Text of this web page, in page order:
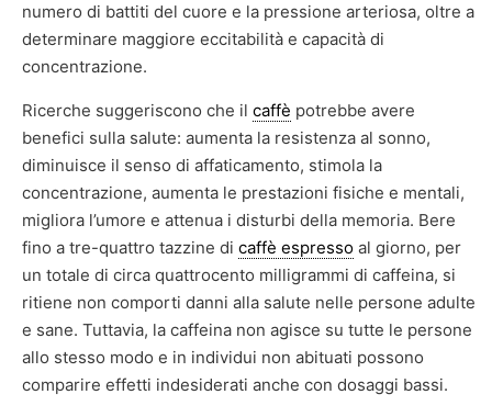
numero di battiti del cuore e la pressione arteriosa, oltre a
determinare maggiore eccitabilità e capacità di
concentrazione.
Ricerche suggeriscono che il caffè potrebbe avere
benefici sulla salute: aumenta la resistenza al sonno,
diminuisce il senso di affaticamento, stimola la
concentrazione, aumenta le prestazioni fisiche e mentali,
migliora l’umore e attenua i disturbi della memoria. Bere
fino a tre-quattro tazzine di caffè espresso al giorno, per
un totale di circa quattrocento milligrammi di caffeina, si
ritiene non comporti danni alla salute nelle persone adulte
e sane. Tuttavia, la caffeina non agisce su tutte le persone
allo stesso modo e in individui non abituati possono
comparire effetti indesiderati anche con dosaggi bassi.